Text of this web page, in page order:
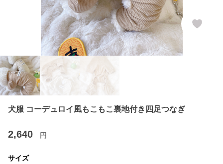
犬服 コーデュロイ風もこもこ裏地付き四足つなぎ
2,640 円
サイズ